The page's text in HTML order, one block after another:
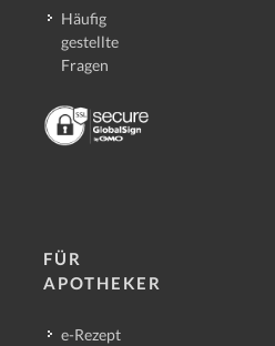
Häufig
gestellte
Fragen
FÜR
APOTHEKER
e-Rezept